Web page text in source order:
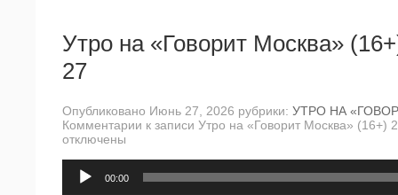
Утро на «Говорит Москва»
27
Опубликовано Июнь 27, 2026 рубрики: УТРО НА
Комментарии к записи Утро на «Говорит Москва» (16+)
отключены
00:00